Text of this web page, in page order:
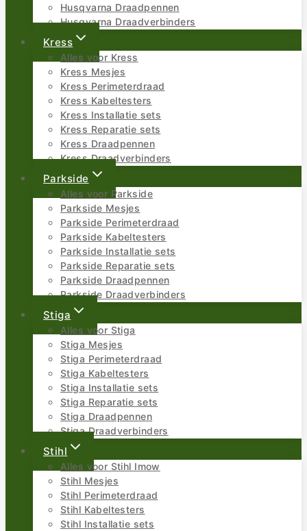
Husqvarna Draadpennen
Husqvarna Draadverbinders
Kress
Alles voor Kress
Kress Mesjes
Kress Perimeterdraad
Kress Kabeltesters
Kress Installatie sets
Kress Reparatie sets
Kress Draadpennen
Kress Draadverbinders
Parkside
Alles voor Parkside
Parkside Mesjes
Parkside Perimeterdraad
Parkside Kabeltesters
Parkside Installatie sets
Parkside Reparatie sets
Parkside Draadpennen
Parkside Draadverbinders
Stiga
Alles voor Stiga
Stiga Mesjes
Stiga Perimeterdraad
Stiga Kabeltesters
Stiga Installatie sets
Stiga Reparatie sets
Stiga Draadpennen
Stiga Draadverbinders
Stihl
Alles voor Stihl Imow
Stihl Mesjes
Stihl Perimeterdraad
Stihl Kabeltesters
Stihl Installatie sets